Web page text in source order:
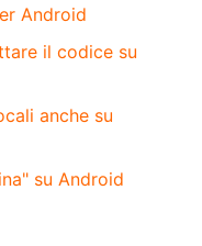
Android
il codice su
anche su
su Android